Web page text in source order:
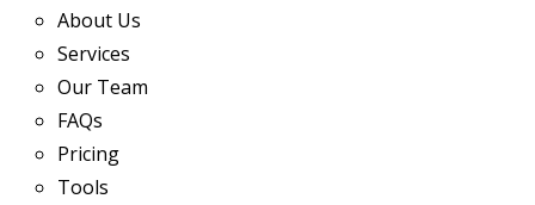
About Us
Services
Our Team
FAQs
Pricing
Tools